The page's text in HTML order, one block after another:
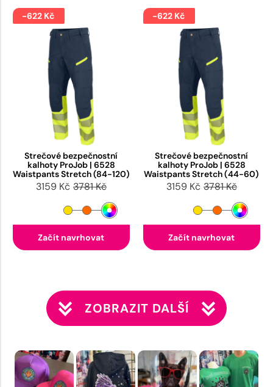
-622 Kč
Strečové bezpečnostní
kalhoty ProJob | 6528
Waistpants Stretch (84-120)
3159 Kč 3781 Kč
Začít navrhovat
-622 Kč
Strečové bezpečnostní
kalhoty ProJob | 6528
Waistpants Stretch (44-60)
3159 Kč 3781 Kč
Začít navrhovat
ZOBRAZIT DALŠÍ